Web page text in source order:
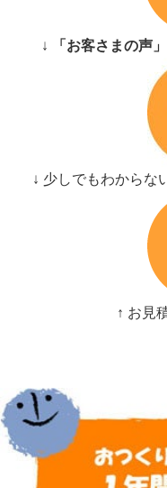
↓ 「お客さまの声」
↓ 少しでもわからな
↑ お見